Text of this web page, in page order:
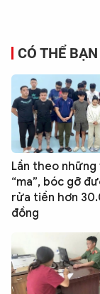
CÓ THỂ
Lần theo
“ma”, bóc gỡ
rửa tiền hơn
đồng